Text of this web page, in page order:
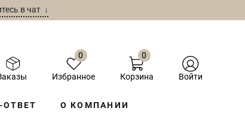
в чат ↓
0
Избранное
0
Корзина Войти
О КОМПАНИИ